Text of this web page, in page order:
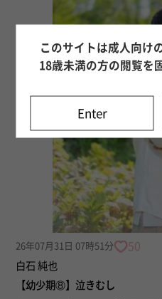
26年07月31日 07時51分 50
白石 純也
【幼少期⑧】泣きむし
このサイトは成人向け
18歳未満の方の閲覧を
Enter